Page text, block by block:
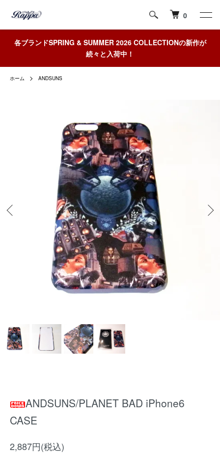
0
各ブランドSPRING & SUMMER 2026 COLLECTIONの新作が
続々と入荷中！
ホーム ANDSUNS
ANDSUNS/PLANET BAD iPhone6
CASE
2,887円(税込)